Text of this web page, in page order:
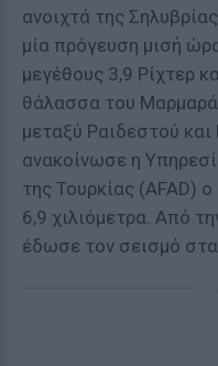
ανοιχτά της
μία πρόγευση μισή
μεγέθους 3,9 Ρίχτερ
θάλασσα του
μεταξύ Ραιδεστού
ανακοίνωσε η
της Τουρκίας (AFAD)
6,9 χιλιόμετρα. Από
έδωσε τον σεισμό στα